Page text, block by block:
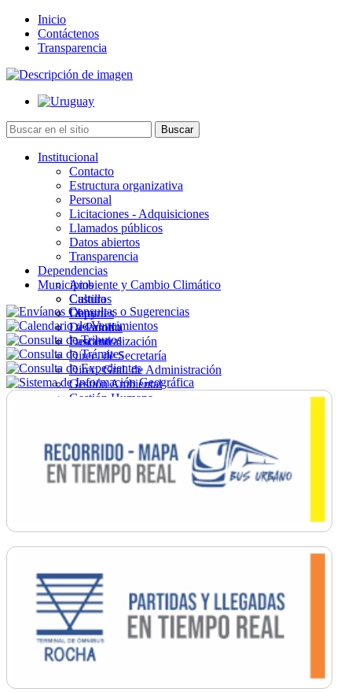
Inicio
Contáctenos
Transparencia
Institucional
Contacto
Estructura organizativa
Personal
Licitaciones - Adquisiciones
Llamados públicos
Datos abiertos
Transparencia
Dependencias
Ambiente y Cambio Climático
Cultura
Deportes
Desarrollo
Descentralización
Direc. de Secretaría
Direc. Gral. de Administración
Gestión Ambiental
Gestión Humana
Ordenamiento
Promoción Social
Salud
Secretaría General
Municipios
Castillos
Chuy
La Paloma
Lascano